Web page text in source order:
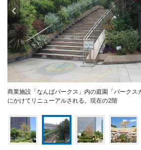
商業施設「なんばパークス」内の庭園「パークス
にかけてリニューアルされる。現在の2階